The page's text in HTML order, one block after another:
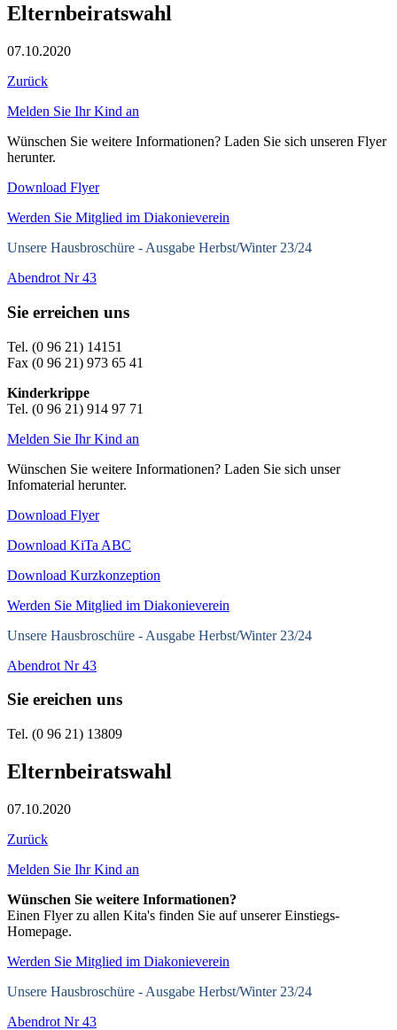
Elternbeiratswahl
07.10.2020
Zurück
Melden Sie Ihr Kind an
Wünschen Sie weitere Informationen? Laden Sie sich unseren Flyer
herunter.
Download Flyer
Werden Sie Mitglied im Diakonieverein
Unsere Hausbroschüre - Ausgabe Herbst/Winter 23/24
Abendrot Nr 43
Sie erreichen uns
Tel. (0 96 21) 14151
Fax (0 96 21) 973 65 41
Kinderkrippe
Tel. (0 96 21) 914 97 71
Melden Sie Ihr Kind an
Wünschen Sie weitere Informationen? Laden Sie sich unser
Infomaterial herunter.
Download Flyer
Download KiTa ABC
Download Kurzkonzeption
Werden Sie Mitglied im Diakonieverein
Unsere Hausbroschüre - Ausgabe Herbst/Winter 23/24
Abendrot Nr 43
Sie ereichen uns
Tel. (0 96 21) 13809
Elternbeiratswahl
07.10.2020
Zurück
Melden Sie Ihr Kind an
Wünschen Sie weitere Informationen?
Einen Flyer zu allen Kita's finden Sie auf unserer Einstiegs-
Homepage.
Werden Sie Mitglied im Diakonieverein
Unsere Hausbroschüre - Ausgabe Herbst/Winter 23/24
Abendrot Nr 43